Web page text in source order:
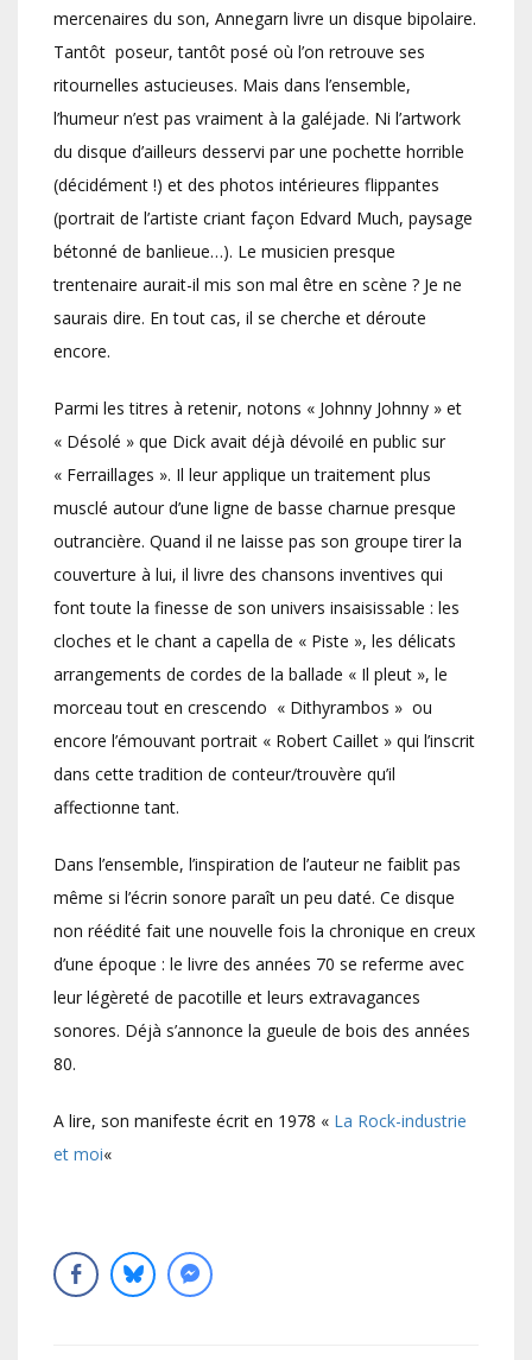
mercenaires du son, Annegarn livre un disque bipolaire.
Tantôt poseur, tantôt posé où l’on retrouve ses
ritournelles astucieuses. Mais dans l’ensemble,
l’humeur n’est pas vraiment à la galéjade. Ni l’artwork
du disque d’ailleurs desservi par une pochette horrible
(décidément !) et des photos intérieures flippantes
(portrait de l’artiste criant façon Edvard Much, paysage
bétonné de banlieue…). Le musicien presque
trentenaire aurait-il mis son mal être en scène ? Je ne
saurais dire. En tout cas, il se cherche et déroute
encore.
Parmi les titres à retenir, notons « Johnny Johnny » et
« Désolé » que Dick avait déjà dévoilé en public sur
« Ferraillages ». Il leur applique un traitement plus
musclé autour d’une ligne de basse charnue presque
outrancière. Quand il ne laisse pas son groupe tirer la
couverture à lui, il livre des chansons inventives qui
font toute la finesse de son univers insaisissable : les
cloches et le chant a capella de « Piste », les délicats
arrangements de cordes de la ballade « Il pleut », le
morceau tout en crescendo « Dithyrambos » ou
encore l’émouvant portrait « Robert Caillet » qui l’inscrit
dans cette tradition de conteur/trouvère qu’il
affectionne tant.
Dans l’ensemble, l’inspiration de l’auteur ne faiblit pas
même si l’écrin sonore paraît un peu daté. Ce disque
non réédité fait une nouvelle fois la chronique en creux
d’une époque : le livre des années 70 se referme avec
leur légèreté de pacotille et leurs extravagances
sonores. Déjà s’annonce la gueule de bois des années
80.
A lire, son manifeste écrit en 1978 « La Rock-industrie
et moi«